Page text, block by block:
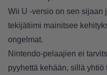
Wii U -versio on sen sijaan
tekijätiimi mainitsee
ongelmat.
Nintendo-pelaajien ei
pyyhettä kehään, sillä